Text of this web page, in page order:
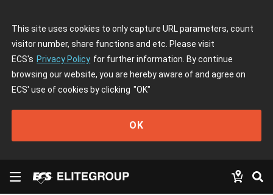
This site uses cookies to only capture URL parameters, count
visitor number, share functions and etc. Please visit
ECS's Privacy Policy for further information. By continue
browsing our website, you are hereby aware of and agree on
ECS' use of cookies by clicking "OK"
OK